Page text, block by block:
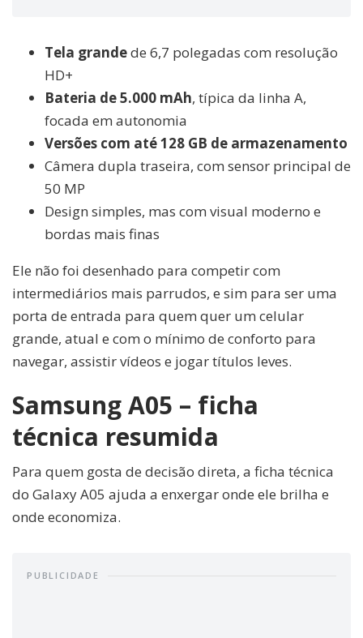
Tela grandede 6,7 polegadas com resolução
HD+
Bateria de 5.000 mAh, típica da linha A,
focada em autonomia
Versões com até 128 GB de armazenamento
Câmera dupla traseira, com sensor principal de
50 MP
Design simples, mas com visual moderno e
bordas mais finas
Ele não foi desenhado para competir com
intermediários mais parrudos, e sim para ser uma
porta de entrada para quem quer um celular
grande, atual e com o mínimo de conforto para
navegar, assistir vídeos e jogar títulos leves.
Samsung A05 – ficha
técnica resumida
Para quem gosta de decisão direta, a ficha técnica
do Galaxy A05 ajuda a enxergar onde ele brilha e
onde economiza.
PUBLICIDADE